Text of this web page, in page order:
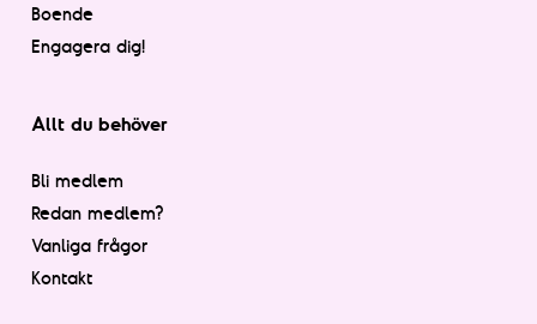
Boende
Engagera dig!
Allt du behöver
Bli medlem
Redan medlem?
Vanliga frågor
Kontakt